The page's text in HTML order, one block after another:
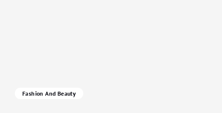
Fashion And Beauty